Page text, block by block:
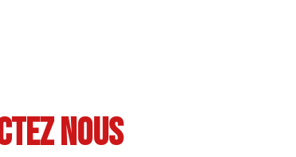
nous